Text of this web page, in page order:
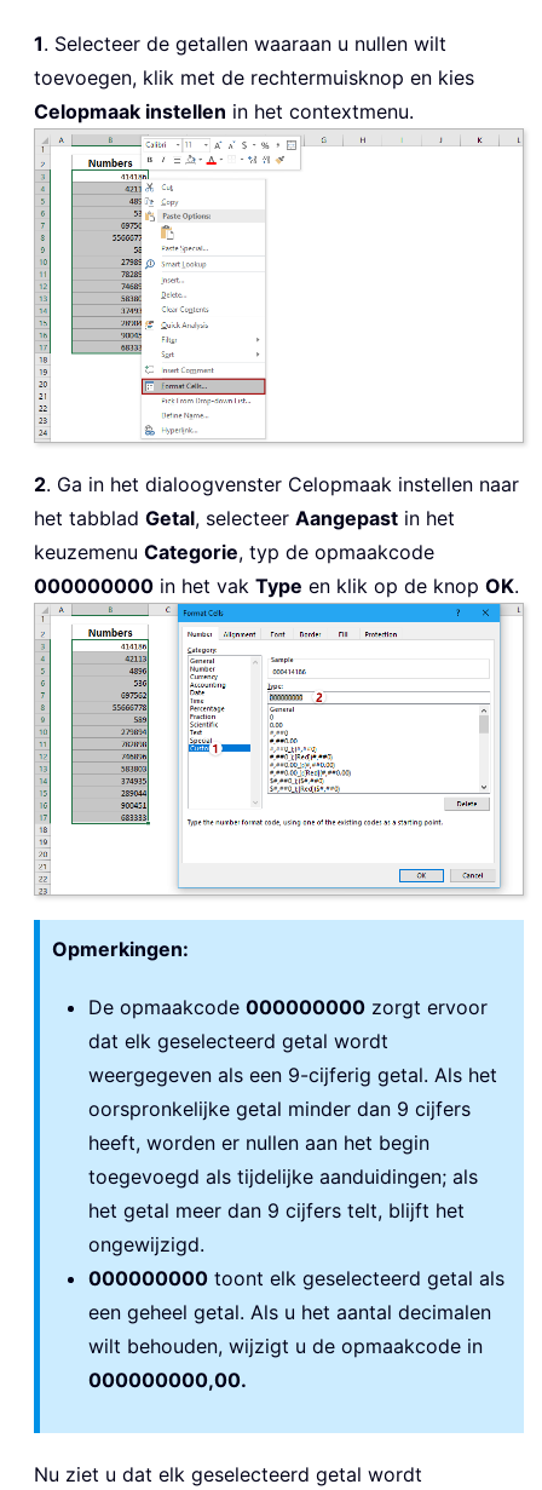
1. Selecteer de getallen waaraan u nullen wilt
toevoegen, klik met de rechtermuisknop en kies
Celopmaak instellen in het contextmenu.
2. Ga in het dialoogvenster Celopmaak instellen naar
het tabblad Getal, selecteer Aangepast in het
keuzemenu Categorie, typ de opmaakcode
000000000 in het vak Type en klik op de knop OK.
Opmerkingen:
De opmaakcode 000000000 zorgt ervoor
dat elk geselecteerd getal wordt
weergegeven als een 9-cijferig getal. Als het
oorspronkelijke getal minder dan 9 cijfers
heeft, worden er nullen aan het begin
toegevoegd als tijdelijke aanduidingen; als
het getal meer dan 9 cijfers telt, blijft het
ongewijzigd.
000000000 toont elk geselecteerd getal als
een geheel getal. Als u het aantal decimalen
wilt behouden, wijzigt u de opmaakcode in
000000000,00.
Nu ziet u dat elk geselecteerd getal wordt